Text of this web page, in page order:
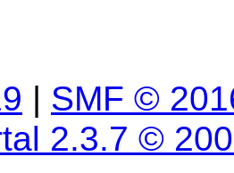
| SMF ©
2.3.7 ©